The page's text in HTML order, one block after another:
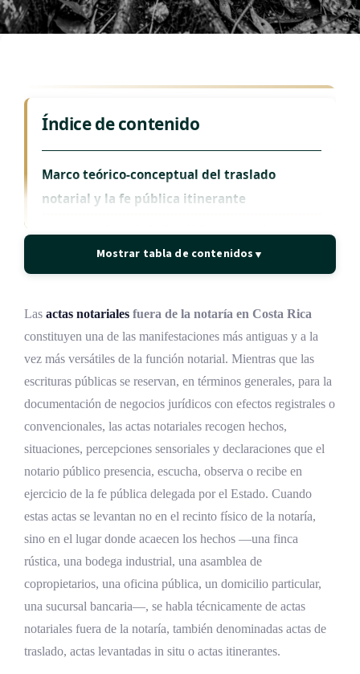
Índice de contenido
Marco teórico-conceptual del traslado
notarial y la fe pública itinerante
Concepto de fe pública itinerante o
Tipología doctrinal de las actas
El principio de inmediación y su relevancia
Competencia territorial del notario
costarricense
Presuncionalidad iuris tantum del contenido
del acta
Diferencias operativas entre acta dentro y
fuera de la notaría
Desarrollo histórico de las actas notariales
de traslado
Tradición medieval y castellana
La Pragmática de Alcalá de 1503
Período colonial en territorios americanos
Mostrar tabla de contenidos▼
Las actas notariales fuera de la notaría en Costa Rica
constituyen una de las manifestaciones más antiguas y a la
vez más versátiles de la función notarial. Mientras que las
escrituras públicas se reservan, en términos generales, para la
documentación de negocios jurídicos con efectos registrales o
convencionales, las actas notariales recogen hechos,
situaciones, percepciones sensoriales y declaraciones que el
notario público presencia, escucha, observa o recibe en
ejercicio de la fe pública delegada por el Estado. Cuando
estas actas se levantan no en el recinto físico de la notaría,
sino en el lugar donde acaecen los hechos —una finca
rústica, una bodega industrial, una asamblea de
copropietarios, una oficina pública, un domicilio particular,
una sucursal bancaria—, se habla técnicamente de actas
notariales fuera de la notaría, también denominadas actas de
traslado, actas levantadas in situ o actas itinerantes.